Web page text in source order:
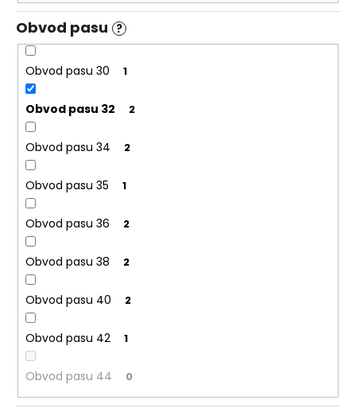
Obvod pasu ?
Obvod pasu 30 1
Obvod pasu 32 2
Obvod pasu 34 2
Obvod pasu 35 1
Obvod pasu 36 2
Obvod pasu 38 2
Obvod pasu 40 2
Obvod pasu 42 1
Obvod pasu 44 0
1
799
Kč